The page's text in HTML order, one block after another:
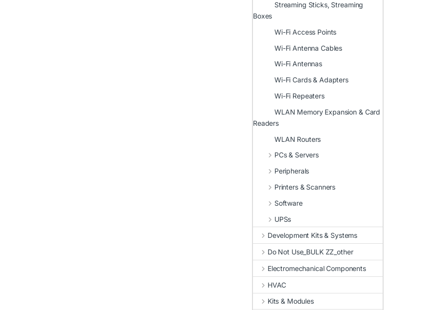
Streaming Sticks, Streaming
Boxes
Wi-Fi Access Points
Wi-Fi Antenna Cables
Wi-Fi Antennas
Wi-Fi Cards & Adapters
Wi-Fi Repeaters
WLAN Memory Expansion & Card
Readers
WLAN Routers
PCs & Servers
Peripherals
Printers & Scanners
Software
UPSs
Development Kits & Systems
Do Not Use_BULK ZZ_other
Electromechanical Components
HVAC
Kits & Modules